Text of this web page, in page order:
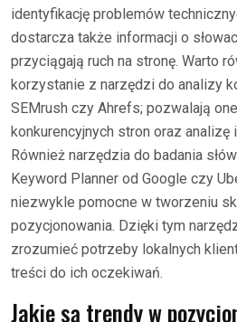
identyfikację problemów
dostarcza także informacji o
przyciągają ruch na stronę. Warto
korzystanie z narzędzi do analizy
SEMrush czy Ahrefs; pozwalają
konkurencyjnych stron oraz analizę
Również narzędzia do badania
Keyword Planner od Google czy
niezwykle pomocne w tworzeniu
pozycjonowania. Dzięki tym
zrozumieć potrzeby lokalnych
treści do ich oczekiwań.
Jakie są trendy w